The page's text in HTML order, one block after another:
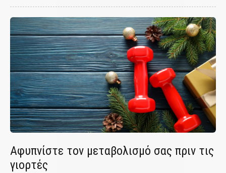
Αφυπνίστε τον μεταβολισμό σας πριν τις
γιορτές